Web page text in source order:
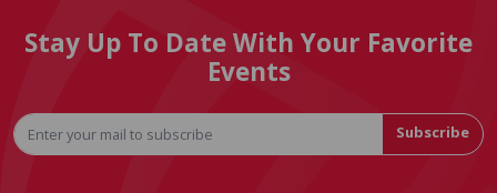
Stay Up To Date With Your Favorite
Events
Subscribe